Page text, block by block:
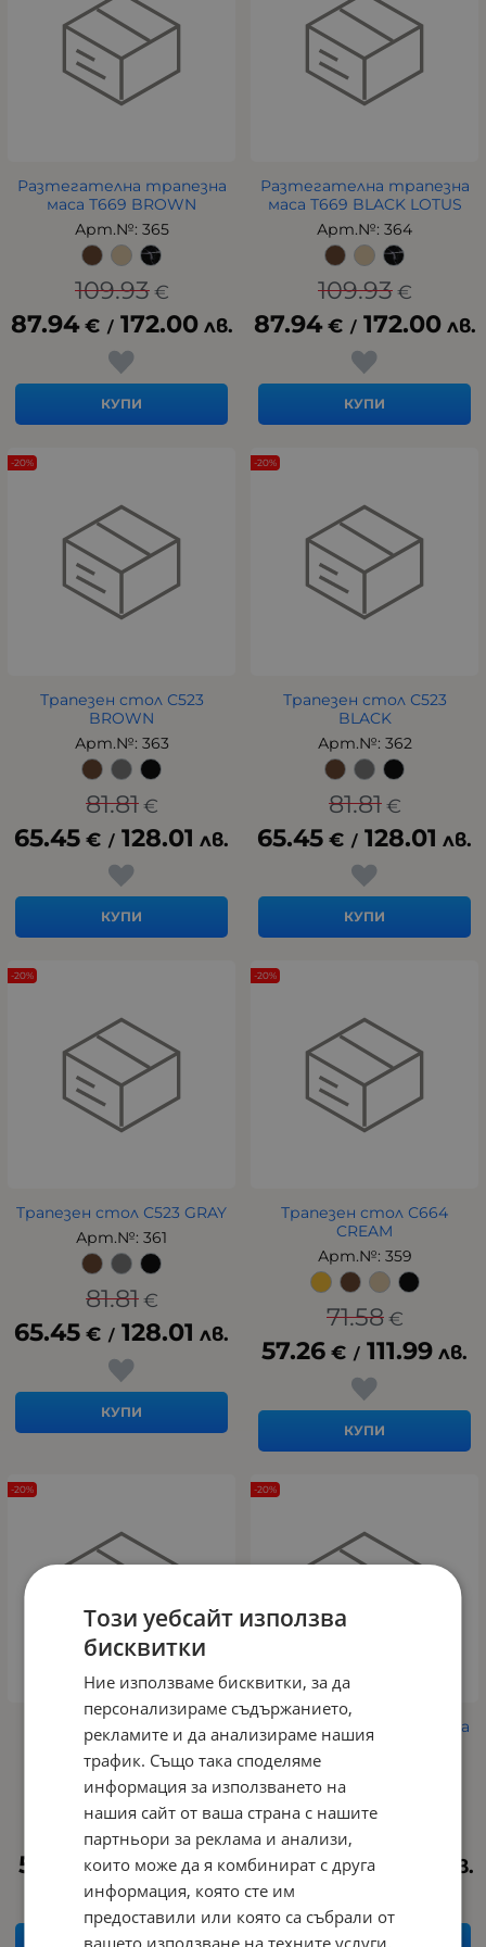
Разтегателна трапезна
маса Т669 BROWN
Арт.№: 365
109.93 €
87.94 € / 172.00 лв.
КУПИ
Разтегателна трапезна
маса Т669 BLACK LOTUS
Арт.№: 364
109.93 €
87.94 € / 172.00 лв.
КУПИ
Трапезен стол С523
BROWN
Арт.№: 363
81.81 €
65.45 € / 128.01 лв.
КУПИ
-20%
Трапезен стол С523
BLACK
Арт.№: 362
81.81 €
65.45 € / 128.01 лв.
КУПИ
-20%
Tрапезен стол С523 GRAY
Арт.№: 361
81.81 €
65.45 € / 128.01 лв.
КУПИ
-20%
Трапезен стол С664
CREAM
Арт.№: 359
71.58 €
57.26 € / 111.99 лв.
КУПИ
-20%
BLACK
Арт.№: 358
71.58 €
57.26 € / 111.99 лв.
КУПИ
-20%
Разтегателна трапезна
маса Т523 GORDION
Арт.№: 357
176.40
141.12 € / 276.01 лв.
КУПИ
-20%
Този уебсайт използва
бисквитки
Ние използваме бисквитки, за да
персонализираме съдържанието,
рекламите и да анализираме нашия
трафик. Също така споделяме
информация за използването на
нашия сайт от ваша страна с нашите
партньори за реклама и анализи,
които може да я комбинират с друга
информация, която сте им
предоставили или която са събрали от
вашето използване на техните услуги.